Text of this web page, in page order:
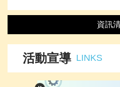
資訊
資訊清單 LIST
活動宣導 LINKS